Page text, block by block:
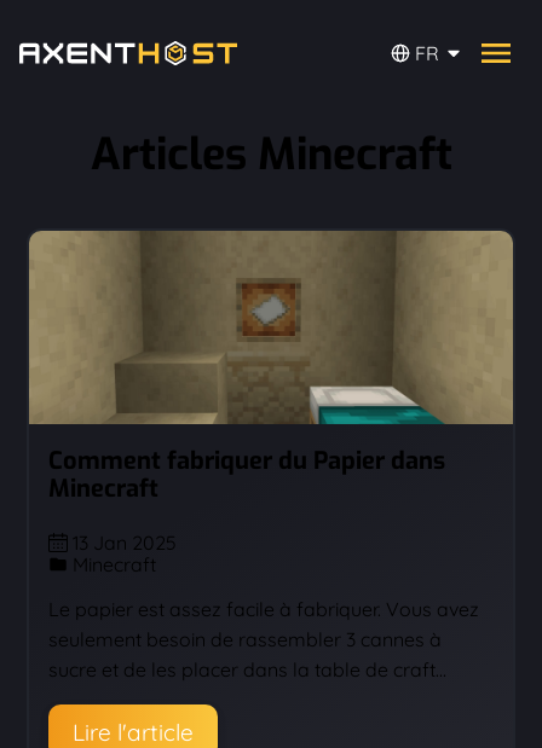
FR
Articles Minecraft
Comment fabriquer du Papier dans
Minecraft
13 Jan 2025
Minecraft
Le papier est assez facile à fabriquer. Vous avez
seulement besoin de rassembler 3 cannes à
sucre et de les placer dans la table de craft…
Lire l'article